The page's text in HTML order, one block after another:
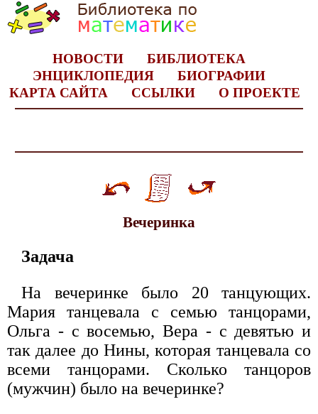
НОВОСТИ
БИБЛИОТЕКА
ЭНЦИКЛОПЕДИЯ
БИОГРАФИИ
КАРТА САЙТА
ССЫЛКИ О ПРОЕКТЕ
Вечеринка
Задача
На вечеринке было 20 танцующих.
Мария танцевала с семью танцорами,
Ольга - с восемью, Вера - с девятью и
так далее до Нины, которая танцевала со
всеми танцорами. Сколько танцоров
(мужчин) было на вечеринке?